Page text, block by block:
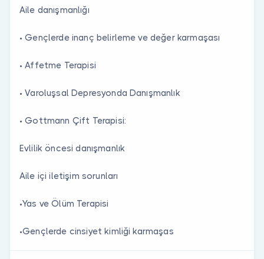
Aile danışmanlığı
• Gençlerde inanç belirleme ve değer karmaşası
• Affetme Terapisi
• Varoluşsal Depresyonda Danışmanlık
• Gottmann Çift Terapisi:
Evlilik öncesi danışmanlık
Aile içi iletişim sorunları
•Yas ve Ölüm Terapisi
•Gençlerde cinsiyet kimliği karmaşas